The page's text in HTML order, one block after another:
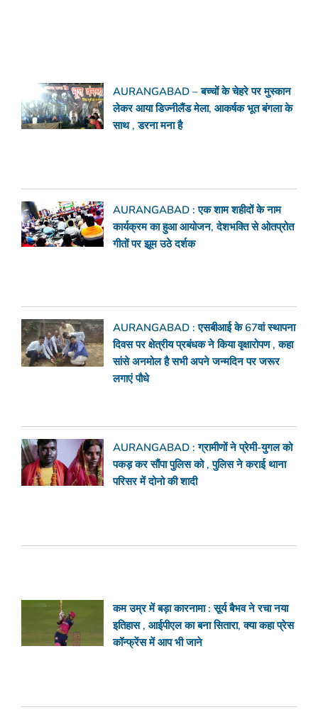
AURANGABAD – बच्चों के चेहरे पर मुस्कान
लेकर आया डिज्नीलैंड मेला, आकर्षक भूत बंगला के
साथ , डरना मना है
AURANGABAD : एक शाम शहीदों के नाम
कार्यक्रम का हुआ आयोजन, देशभक्ति से ओतप्रोत
गीतों पर झूम उठे दर्शक
AURANGABAD : एसबीआई के 67वां स्थापना
दिवस पर क्षेत्रीय प्रबंधक ने किया वृक्षारोपण , कहा
सांसे अनमोल है सभी अपने जन्मदिन पर जरूर
लगाएं पौधे
AURANGABAD : ग्रामीणों ने प्रेमी-युगल को
पकड़ कर सौंपा पुलिस को , पुलिस ने कराई थाना
परिसर में दोनो की शादी
कम उम्र में बड़ा कारनामा : सूर्य बैभव ने रचा नया
इतिहास , आईपीएल का बना सितारा, क्या कहा प्रेस
कॉन्फ्रेंस में आप भी जाने